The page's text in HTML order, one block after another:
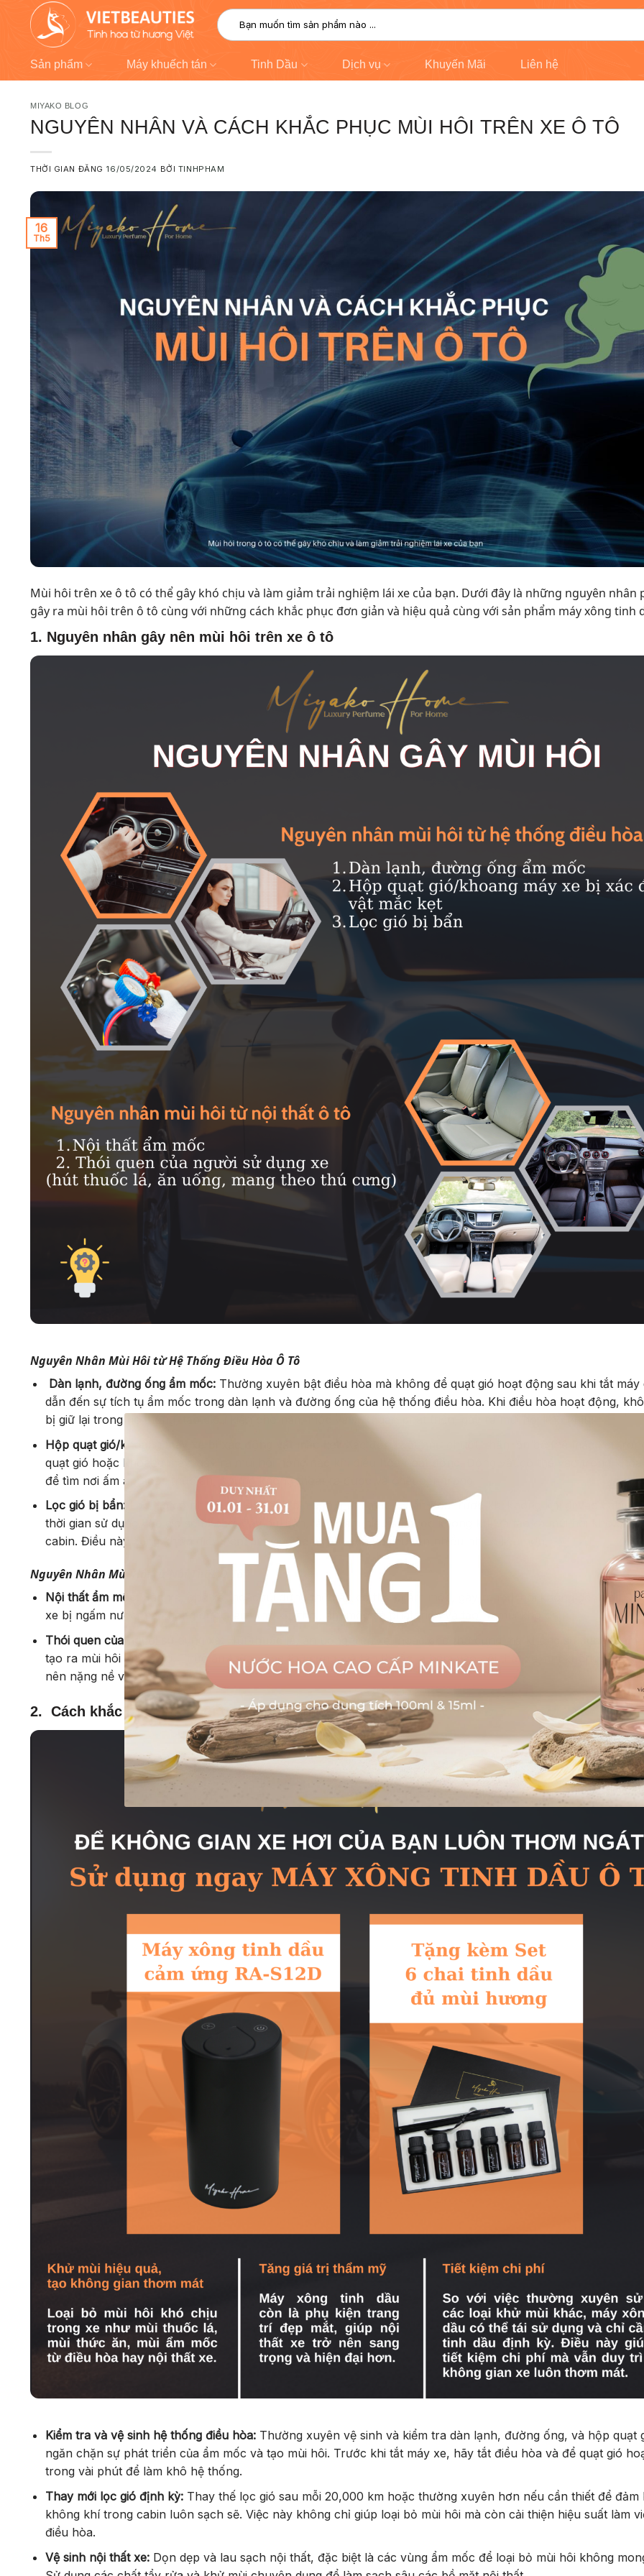
Chuyển
Tìm
kiếm:
Sản phẩm Máy khuếch tán Tinh Dầu Dịch vụ Khuyến Mãi Liên hệ
MIYAKO BLOG
NGUYÊN NHÂN VÀ CÁCH KHẮC PHỤC MÙI HÔI TRÊN XE Ô TÔ
THỜI GIAN ĐĂNG 16/05/2024 BỞI TINHPHAM
16
Th5
Mùi hôi trên xe ô tô có thể gây khó chịu và làm giảm trải nghiệm lái xe của bạn. Dưới đây là những nguyên nhân
gây ra mùi hôi trên ô tô cùng với những cách khắc phục đơn giản và hiệu quả cùng với sản phẩm máy xông tinh
1. Nguyên nhân gây nên mùi hôi trên xe ô tô
Nguyên Nhân Mùi Hôi từ Hệ Thống Điều Hòa Ô Tô
Dàn lạnh, đường ống ẩm mốc:Thường xuyên bật điều hòa mà không để quạt gió hoạt động sau khi tắt máy
dẫn đến sự tích tụ ẩm mốc trong dàn lạnh và đường ống của hệ thống điều hòa. Khi điều hòa hoạt động,
bị giữ lại trong hệ thống, tạo điều kiện cho nấm mốc và vi khuẩn phát triển, gây ra mùi hôi khó chịu.
Hộp quạt gió/khoang máy xe bị xác động vật mắc kẹt:
quạt gió hoặc khoang máy, gây ra mùi hôi nồng nặc khi điều hòa hoạt động. Động vật có thể vào trong
để tìm nơi ấm áp hoặc thức ăn, nhưng không thoát ra được và chết bên trong.
Lọc gió bị bẩn: Lọc gió có nhiệm vụ lọc sạch bụi bẩn, nấm mốc, phấn hoa trước khi không khí đi vào cabin.
thời gian sử dụng, lọc gió sẽ bị bám đầy bụi bẩn, làm giảm hiệu suất lọc không khí và tạo ra mùi hôi khó chịu
cabin. Điều này cũng khiến điều hòa làm việc kém hiệu quả và tiêu tốn nhiều nhiên liệu hơn.
Nguyên Nhân Mùi Hôi từ Nội Thất Ô Tô
Nội thất ẩm mốc:
Sàn xe, ghế xe, hoặc túi đựng thức ăn có thể bị ẩm mốc, gây ra mùi hôi không dễ chịu. Đặc
xe bị ngấm nước mà không được làm khô kịp thời, ẩm mốc sẽ phát triển và tạo ra mùi khó chịu.
Thói quen của người sử dụng xe:
Hút thuốc lá, ăn uống trên xe, hoặc chở thú cưng mà không sử dụng thảm
tạo ra mùi hôi khó chịu. Thức ăn thừa, lông thú cưng, và tàn thuốc lá bám vào nội thất xe làm không khí
nên nặng nề và ô nhiễm.
2. Cách khắc phục mùi hôi trên xe ô tô
Kiểm tra và vệ sinh hệ thống điều hòa:Thường xuyên vệ sinh và kiểm tra dàn lạnh, đường ống, và hộp quạt
ngăn chặn sự phát triển của ẩm mốc và tạo mùi hôi. Trước khi tắt máy xe, hãy tắt điều hòa và để quạt gió
trong vài phút để làm khô hệ thống.
Thay mới lọc gió định kỳ:Thay thế lọc gió sau mỗi 20,000 km hoặc thường xuyên hơn nếu cần thiết để đảm
không khí trong cabin luôn sạch sẽ. Việc này không chỉ giúp loại bỏ mùi hôi mà còn cải thiện hiệu suất làm
điều hòa.
Vệ sinh nội thất xe:Dọn dẹp và lau sạch nội thất, đặc biệt là các vùng ẩm mốc để loại bỏ mùi hôi không
modal-check